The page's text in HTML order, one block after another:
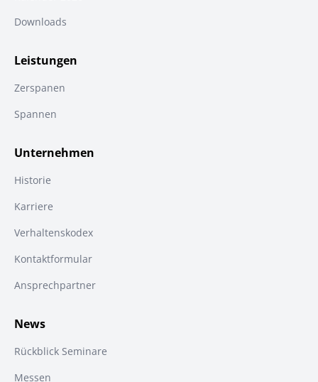
Downloads
Leistungen
Zerspanen
Spannen
Unternehmen
Historie
Karriere
Verhaltenskodex
Kontaktformular
Ansprechpartner
News
Rückblick Seminare
Messen